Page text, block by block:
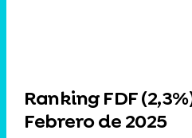
Ranking FDF (2,3%
Febrero de 2025